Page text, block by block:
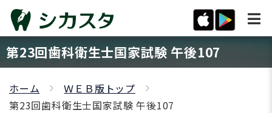
第23回歯科衛生士国家試験 午後107
ホーム
ＷＥＢ版トップ
第23回歯科衛生士国家試験 午後107